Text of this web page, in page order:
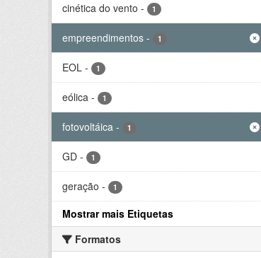
cinética do vento - 1
empreendimentos - 1
EOL - 1
eólica - 1
fotovoltáica - 1
GD - 1
geração - 1
Mostrar mais Etiquetas
Formatos